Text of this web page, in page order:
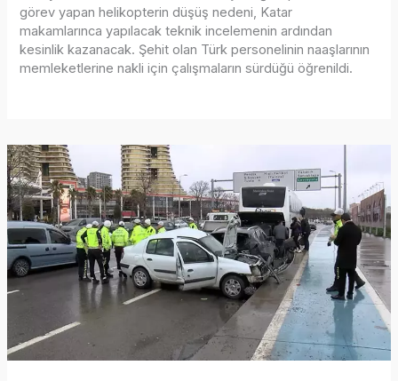
görev yapan helikopterin düşüş nedeni, Katar
makamlarınca yapılacak teknik incelemenin ardından
kesinlik kazanacak. Şehit olan Türk personelinin naaşlarının
memleketlerine nakli için çalışmaların sürdüğü öğrenildi.